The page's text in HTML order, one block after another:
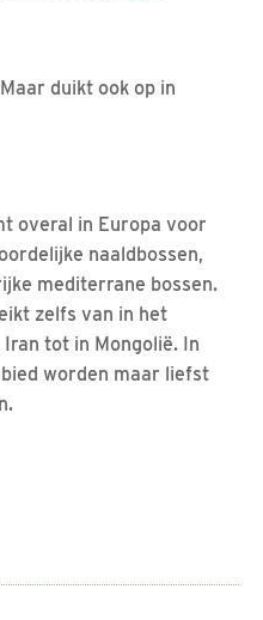
duikt ook op in
overal in Europa voor
naaldbossen,
mediterrane bossen.
zelfs van in het
tot in Mongolië. In
worden maar liefst